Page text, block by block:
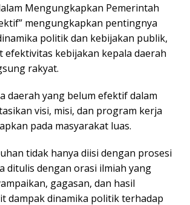
Mengungkapkan Pemerintah
mengungkapkan pentingnya
politik dan kebijakan publik,
kebijakan kepala daerah
rakyat.
daerah yang belum efektif dalam
visi, misi, dan program kerja
pada masyarakat luas.
tidak hanya diisi dengan prosesi
ditulis dengan orasi ilmiah yang
gagasan, dan hasil
dampak dinamika politik terhadap